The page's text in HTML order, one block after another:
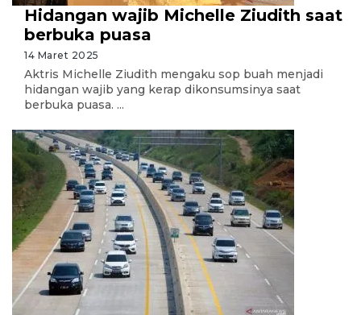
Hidangan wajib Michelle Ziudith saat
berbuka puasa
14 Maret 2025
Aktris Michelle Ziudith mengaku sop buah menjadi
hidangan wajib yang kerap dikonsumsinya saat
berbuka puasa. ...